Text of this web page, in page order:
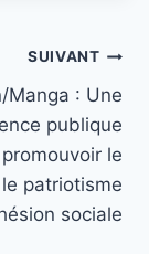
SUIVANT
Manga : Une
publique
le
patriotisme
sociale